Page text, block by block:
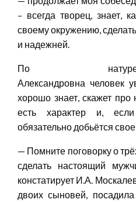
– всегда творец, знает,
своему окружению,
и надежней.
По
Александровна человек
хорошо знает, скажет
есть характер и,
обязательно добьётся
— Помните поговорку о
сделать настоящий
констатирует И.А.
двоих сыновей,